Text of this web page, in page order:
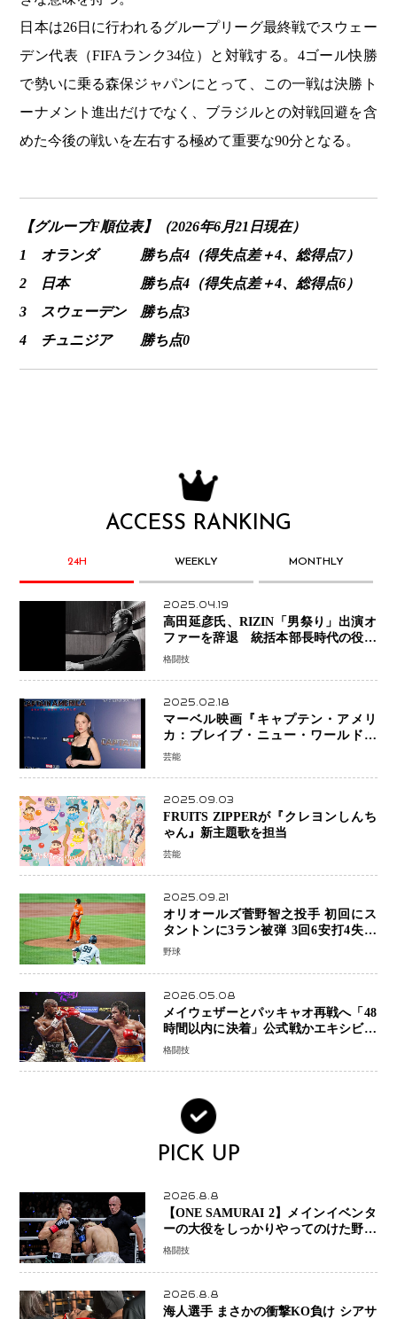
日本は26日に行われるグループリーグ最終戦でスウェー
デン代表（FIFAランク34位）と対戦する。4ゴール快勝
で勢いに乗る森保ジャパンにとって、この一戦は決勝ト
ーナメント進出だけでなく、ブラジルとの対戦回避を含
めた今後の戦いを左右する極めて重要な90分となる。
【グループF順位表】（2026年6月21日現在）
1 オランダ 勝ち点4（得失点差＋4、総得点7）
2 日本 勝ち点4（得失点差＋4、総得点6）
3 スウェーデン 勝ち点3
4 チュニジア 勝ち点0
ACCESS RANKING
24H WEEKLY MONTHLY
2025.04.19
高田延彦氏、RIZIN「男祭り」出演オ
ファーを辞退 統括本部長時代の役目
「すでに終えています」と明言
格闘技
2025.02.18
マーベル映画『キャプテン・アメリ
カ：ブレイブ・ニュー・ワールド』
新ブラック・ウィドウ役のシラ・ハー
芸能
2025.09.03
FRUITS ZIPPERが『クレヨンしんち
ゃん』新主題歌を担当
芸能
2025.09.21
オリオールズ菅野智之投手 初回にス
タントンに3ラン被弾 3回6安打4失点
で降板
野球
2026.05.08
メイウェザーとパッキャオ再戦へ「48
時間以内に決着」公式戦かエキシビシ
ョンか混迷続く
格闘技
PICK UP
2026.8.8
【ONE SAMURAI 2】メインイベンタ
ーの大役をしっかりやってのけた野杁
正明が衝撃のリベンジ！ リウ・メン
ーで完全決着
格闘技
2026.8.8
海人選手 まさかの衝撃KO負け シアサ